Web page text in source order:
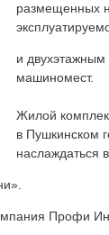
размещенных
и
машиномест.
Жилой
в Пушкинском
наслаждаться
Профи